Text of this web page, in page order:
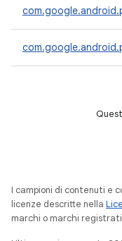
I campioni di contenuti e
licenze descritte nella
marchi o marchi